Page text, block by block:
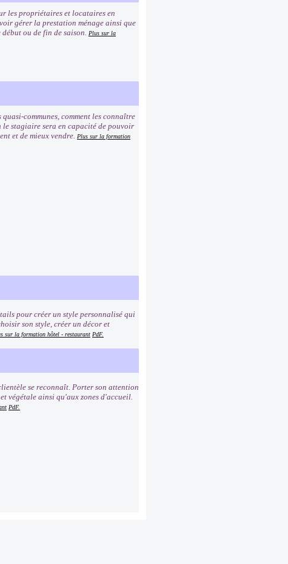
les propriétaires et locataires en
gérer la prestation ménage ainsi que
ou de fin de saison. Plus sur la
communes, comment les connaître
stagiaire sera en capacité de pouvoir
et de mieux vendre. Plus sur la formation
pour créer un style personnalisé qui
son style, créer un décor et
sur la formation hôtel - restaurant PdF.
se reconnaît. Porter son attention
végétale ainsi qu'aux zones d'accueil.
PdF.